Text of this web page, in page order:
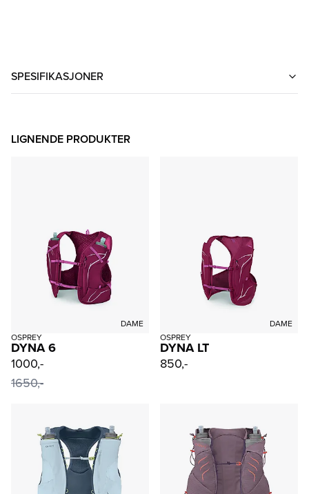
SPESIFIKASJONER
LIGNENDE PRODUKTER
DAME
OSPREY
DYNA 6
1000,-
1650,-
DAME
OSPREY
DYNA LT
850,-